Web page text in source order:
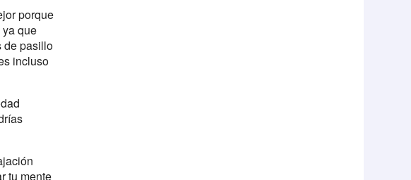
porque
que
de pasillo
incluso
tu mente